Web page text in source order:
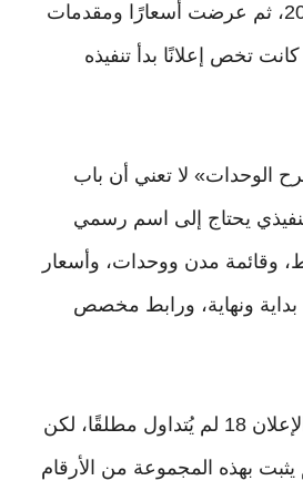
من 2023 أو بداية 2024، ثم عرضت أسعارًا ومقدمات
تخص إعلانًا بدأ تنفيذه
الوحدات» لا تعني أن باب
يحتاج إلى اسم رسمي
وقائمة مدن ووحدات، وأسعار
بداية ونهاية، ورابط مخصص
لذلك لا يُقال إن اسم الإعلان 18 لم يُتداول مطلقًا، لكن
يثبت بهذه المجموعة من الأرقام